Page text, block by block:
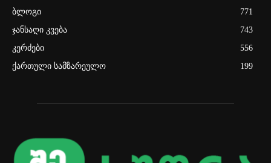
ბლოგი
771
ჯანსაღი კვება
743
კერძები
556
ქართული სამზარეულო
199